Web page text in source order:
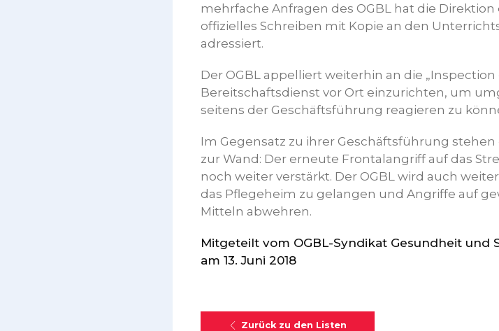
mehrfache Anfragen des OGBL hat die
offizielles Schreiben mit Kopie an den
adressiert.
Der OGBL appelliert weiterhin an die „Inspection
Bereitschaftsdienst vor Ort einzurichten, um
seitens der Geschäftsführung reagieren zu
Im Gegensatz zu ihrer Geschäftsführung
zur Wand: Der erneute Frontalangriff auf das
noch weiter verstärkt. Der OGBL wird auch
das Pflegeheim zu gelangen und Angriffe auf
Mitteln abwehren.
Mitgeteilt vom OGBL-Syndikat Gesundheit und
am 13. Juni 2018
Zurück zu den Listen